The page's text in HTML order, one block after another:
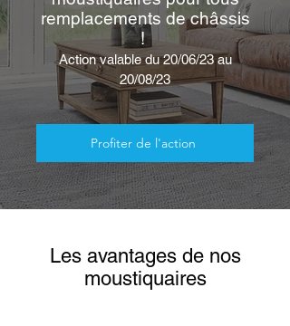
remplacements de châssis
!
Action valable du 20/06/23 au
20/08/23
Profiter de l'action
Les avantages de nos
moustiquaires